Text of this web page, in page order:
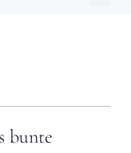
bunte